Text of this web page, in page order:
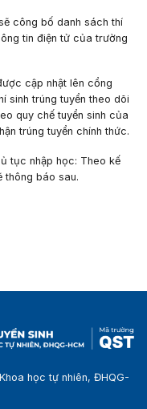
công bố danh sách thí
tin điện tử của trường
cập nhật lên cổng
sinh trúng tuyển theo dõi
quy chế tuyển sinh của
trúng tuyển chính thức.
tục nhập học: Theo kế
thông báo sau.
học tự nhiên, ĐHQG-